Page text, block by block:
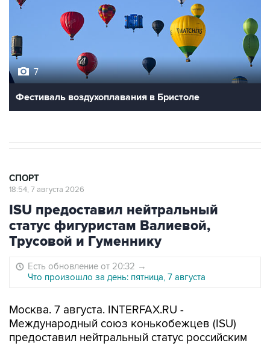
7
Фестиваль воздухоплавания в Бристоле
СПОРТ
18:54, 7 августа 2026
ISU предоставил нейтральный
статус фигуристам Валиевой,
Трусовой и Гуменнику
Есть обновление от 20:32 →
Что произошло за день: пятница, 7 августа
Москва. 7 августа. INTERFAX.RU -
Международный союз конькобежцев (ISU)
предоставил нейтральный статус российским